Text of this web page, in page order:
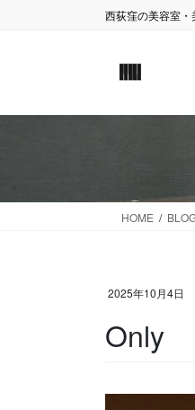
に
ョ
動
西荻窪の美容室・
HOME
2025年10月4日
Only